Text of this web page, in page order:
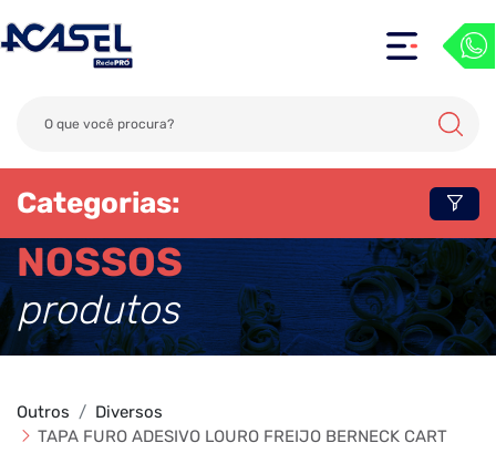
Categorias:
NOSSOS
produtos
Outros
Diversos
TAPA FURO ADESIVO LOURO FREIJO BERNECK CART